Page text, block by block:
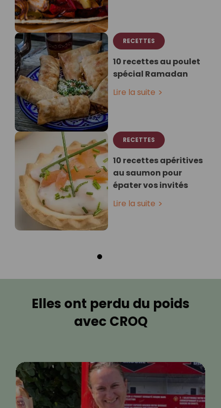
RECETTES
10 recettes au poulet
spécial Ramadan
Lire la suite
RECETTES
10 recettes apéritives
au saumon pour
épater vos invités
Lire la suite
Elles ont perdu du poids
avec CROQ